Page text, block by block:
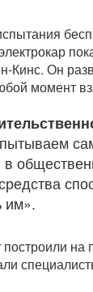
Он
момент
в
им».